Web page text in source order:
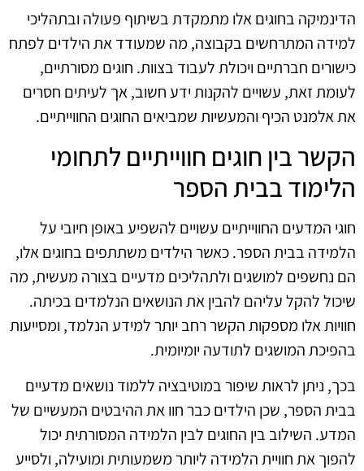
הדינמיקה בחוגים אלו מתמקדת בשיתוף פעולה ובתהליכי
למידה המתרחשים בקבוצה, מה שמעודד את הילדים לפתח
כישורים חברתיים ויכולת לעבוד בצוות. חוגים מסורתיים,
לעומת זאת, עשויים להקנות ידע חשוב, אך לעיתים חסרים
את אלמנט הכיף והמעשיות שמביאים החוגים החווייתיים.
הקשר בין חוגים חווייתיים לתחומי
הלימוד בבית הספר
חוגי המדעים החווייתיים עשויים להשפיע באופן חיובי על
הלמידה בבית הספר. כאשר הילדים משתתפים בחוגים אלו,
הם נחשפים למושגים ולתהליכים מדעיים בצורה מעשית, מה
שיכול להקל עליהם להבין את הנושאים הנלמדים בכיתה.
חוויות אלו מספקות הקשר רחב יותר למידע הנלמד, ומסייעות
בהפיכת המושגים לתודעה יומיומית.
בכך, ניתן לראות שיפור במוטיבציה ללמוד נושאים מדעיים
בבית הספר, שכן הילדים כבר חוו את ההיבטים המעשיים של
המדע. השילוב בין החוגים לבין הלמידה המסורתית יכול
להפוך את חוויית הלמידה ליותר משמעותית ומועילה, ולסייע